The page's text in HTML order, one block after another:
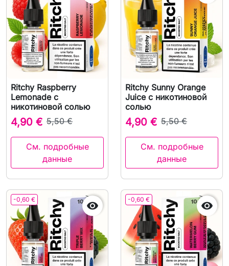
Ritchy Raspberry
Lemonade с
никотиновой солью
4,90 € 5,50 €
См. подробные
данные
Ritchy Sunny Orange
Juice с никотиновой
солью
4,90 € 5,50 €
См. подробные
данные
-0,60 €  -0,60 € 